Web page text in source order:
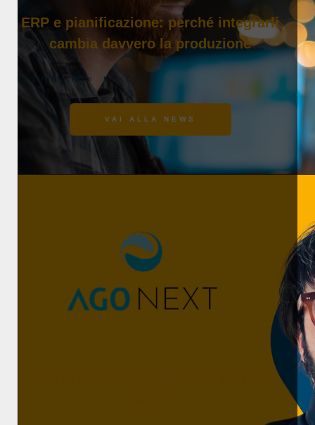
ERP e pianificazione: perché integrarli
cambia davvero la produzione
13 LUGLIO 2026 BLOG
VAI ALLA NEWS